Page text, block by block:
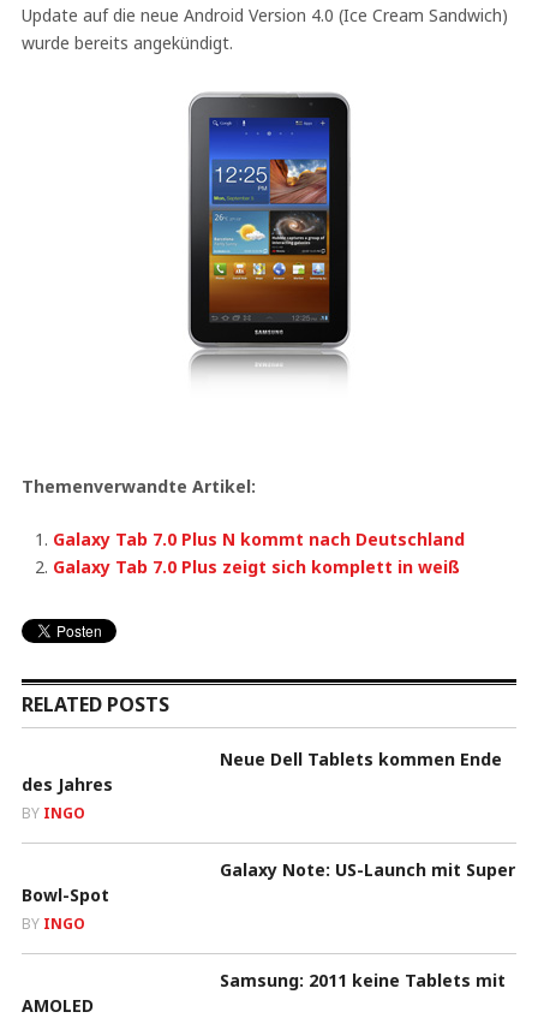
Update auf die neue Android Version 4.0 (Ice Cream Sandwich)
wurde bereits angekündigt.
Themenverwandte Artikel:
Galaxy Tab 7.0 Plus N kommt nach Deutschland
Galaxy Tab 7.0 Plus zeigt sich komplett in weiß
RELATED POSTS
Neue Dell Tablets kommen Ende
des Jahres
BY INGO
Galaxy Note: US-Launch mit Super
Bowl-Spot
BY INGO
Samsung: 2011 keine Tablets mit
AMOLED